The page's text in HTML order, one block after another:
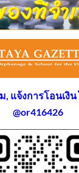
แจ้งการโอนเงิน
@or416426